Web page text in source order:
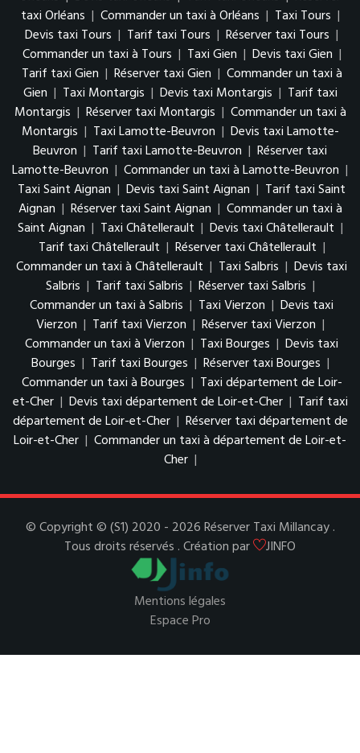
taxi Orléans | Commander un taxi à Orléans | Taxi Tours |
Devis taxi Tours | Tarif taxi Tours | Réserver taxi Tours |
Commander un taxi à Tours | Taxi Gien | Devis taxi Gien |
Tarif taxi Gien | Réserver taxi Gien | Commander un taxi à
Gien | Taxi Montargis | Devis taxi Montargis | Tarif taxi
Montargis | Réserver taxi Montargis | Commander un taxi à
Montargis | Taxi Lamotte-Beuvron | Devis taxi Lamotte-
Beuvron | Tarif taxi Lamotte-Beuvron | Réserver taxi
Lamotte-Beuvron | Commander un taxi à Lamotte-Beuvron |
Taxi Saint Aignan | Devis taxi Saint Aignan | Tarif taxi Saint
Aignan | Réserver taxi Saint Aignan | Commander un taxi à
Saint Aignan | Taxi Châtellerault | Devis taxi Châtellerault |
Tarif taxi Châtellerault | Réserver taxi Châtellerault |
Commander un taxi à Châtellerault | Taxi Salbris | Devis taxi
Salbris | Tarif taxi Salbris | Réserver taxi Salbris |
Commander un taxi à Salbris | Taxi Vierzon | Devis taxi
Vierzon | Tarif taxi Vierzon | Réserver taxi Vierzon |
Commander un taxi à Vierzon | Taxi Bourges | Devis taxi
Bourges | Tarif taxi Bourges | Réserver taxi Bourges |
Commander un taxi à Bourges | Taxi département de Loir-
et-Cher | Devis taxi département de Loir-et-Cher | Tarif taxi
département de Loir-et-Cher | Réserver taxi département de
Loir-et-Cher | Commander un taxi à département de Loir-et-
Cher |
© Copyright © (S1) 2020 - 2026 Réserver Taxi Millancay .
Tous droits réservés . Création par
JINFO
Mentions légales
Espace Pro